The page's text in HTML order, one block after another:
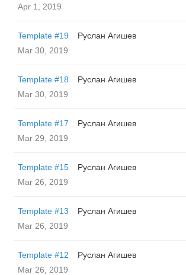
Apr 1, 2019
Template #19
Руслан Агишев
Mar 30, 2019
Template #18
Руслан Агишев
Mar 30, 2019
Template #17
Руслан Агишев
Mar 29, 2019
Template #15
Руслан Агишев
Mar 26, 2019
Template #13
Руслан Агишев
Mar 26, 2019
Template #12
Руслан Агишев
Mar 26, 2019